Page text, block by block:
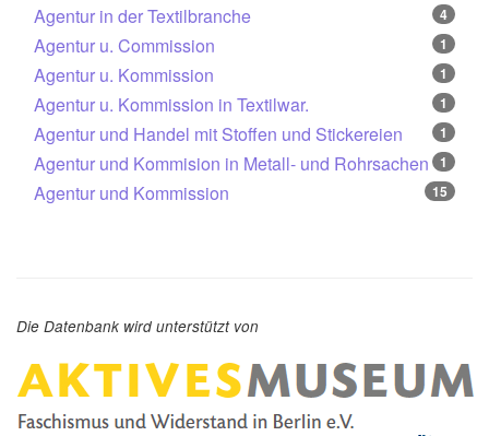
Agentur in der Textilbranche 4
Agentur u. Commission 1
Agentur u. Kommission 1
Agentur u. Kommission in Textilwar. 1
Agentur und Handel mit Stoffen und Stickereien 1
Agentur und Kommision in Metall- und Rohrsachen 1
Agentur und Kommission 15
Die Datenbank wird unterstützt von